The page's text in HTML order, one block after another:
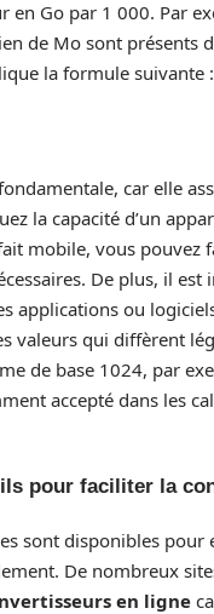
en Go par 1 000. Par
de Mo sont présents
la formule suivante :
car elle
la capacité d’un
mobile, vous pouvez
De plus, il est
applications ou
valeurs qui diffèrent
de base 1024, par
accepté dans les
pour faciliter la
sont disponibles pour
De nombreux
en ligne